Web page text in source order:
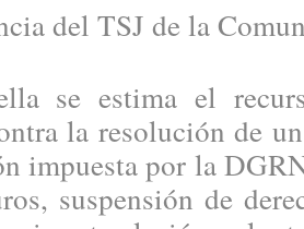
del TSJ de la
estima el
la resolución de
impuesta por la
suspensión de